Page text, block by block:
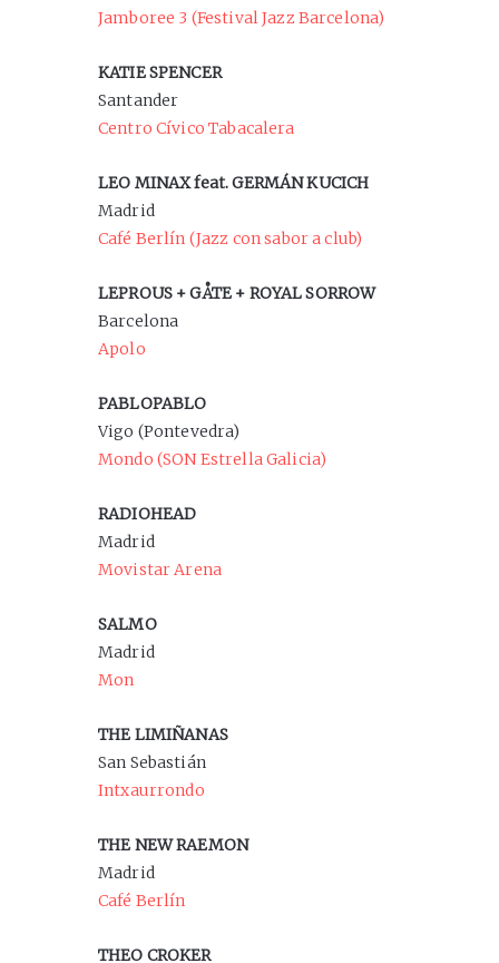
Jamboree 3 (Festival Jazz Barcelona)
KATIE SPENCER
Santander
Centro Cívico Tabacalera
LEO MINAX feat. GERMÁN KUCICH
Madrid
Café Berlín (Jazz con sabor a club)
LEPROUS + GÅTE + ROYAL SORROW
Barcelona
Apolo
PABLOPABLO
Vigo (Pontevedra)
Mondo (SON Estrella Galicia)
RADIOHEAD
Madrid
Movistar Arena
SALMO
Madrid
Mon
THE LIMIÑANAS
San Sebastián
Intxaurrondo
THE NEW RAEMON
Madrid
Café Berlín
THEO CROKER